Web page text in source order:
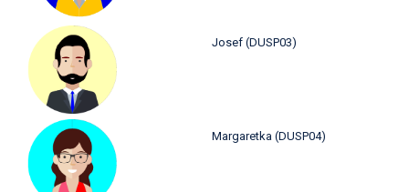
Josef (DUSP03)
Margaretka (DUSP04)